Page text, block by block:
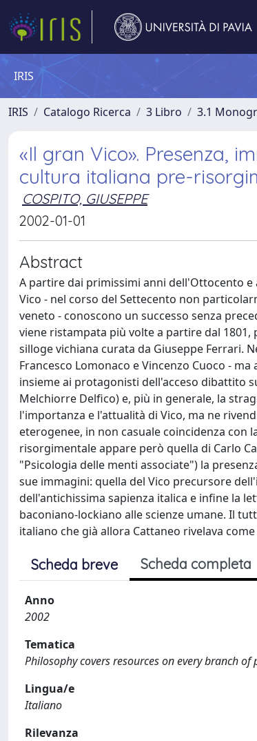
IRIS
IRIS Catalogo Ricerca 3 Libro 3.1
«Il gran Vico». Presenza,
cultura italiana pre-
COSPITO, GIUSEPPE
2002-01-01
Abstract
A partire dai primissimi anni dell'Ottocento
Vico - nel corso del Settecento non
veneto - conoscono un successo senza
viene ristampata più volte a partire dal
silloge vichiana curata da Giuseppe Ferrari.
Francesco Lomonaco e Vincenzo Cuoco -
insieme ai protagonisti dell'acceso dibattito
Melchiorre Delfico) e, più in generale, la
l'importanza e l'attualità di Vico, ma ne
eterogenee, in non casuale coincidenza
risorgimentale appare però quella di Carlo
"Psicologia delle menti associate") la
sue immagini: quella del Vico precursore
dell'antichissima sapienza italica e infine la
baconiano-lockiano alle scienze umane. Il
italiano che già allora Cattaneo rivelava
Scheda breve Scheda completa
Anno
2002
Tematica
Philosophy covers resources on every branch
Lingua/e
Italiano
Rilevanza